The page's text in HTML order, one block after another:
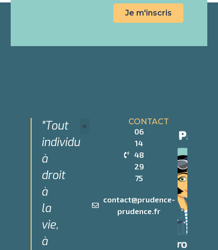
Je m'inscris
"Tout
individu
à
droit
à
la
vie,
à
CONTACT
06
14
48
29
75
contact@prudence-
prudence.fr